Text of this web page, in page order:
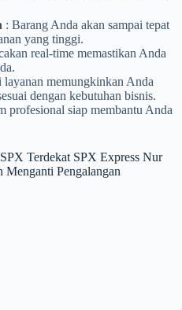
: Barang Anda akan sampai tepat
yang tinggi.
real-time memastikan Anda
layanan memungkinkan Anda
dengan kebutuhan bisnis.
profesional siap membantu Anda
Terdekat SPX Express Nur
Menganti Pengalangan